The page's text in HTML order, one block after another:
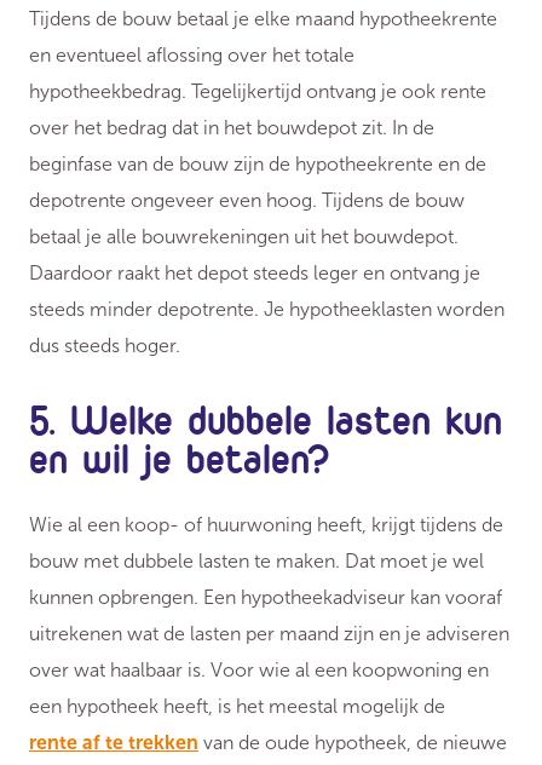
Tijdens de bouw betaal je elke maand hypotheekrente
en eventueel aflossing over het totale
hypotheekbedrag. Tegelijkertijd ontvang je ook rente
over het bedrag dat in het bouwdepot zit. In de
beginfase van de bouw zijn de hypotheekrente en de
depotrente ongeveer even hoog. Tijdens de bouw
betaal je alle bouwrekeningen uit het bouwdepot.
Daardoor raakt het depot steeds leger en ontvang je
steeds minder depotrente. Je hypotheeklasten worden
dus steeds hoger.
5. Welke dubbele lasten kun
en wil je betalen?
Wie al een koop- of huurwoning heeft, krijgt tijdens de
bouw met dubbele lasten te maken. Dat moet je wel
kunnen opbrengen. Een hypotheekadviseur kan vooraf
uitrekenen wat de lasten per maand zijn en je adviseren
over wat haalbaar is. Voor wie al een koopwoning en
een hypotheek heeft, is het meestal mogelijk de
rente af te trekken van de oude hypotheek, de nieuwe